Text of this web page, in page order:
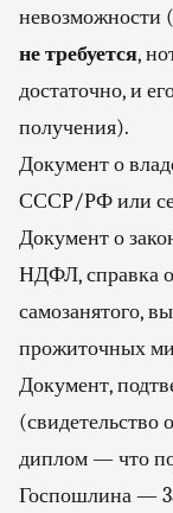
невозможности
не требуется,
достаточно, и
получения).
Документ о
СССР/РФ или
Документ о
НДФЛ, справка о
самозанятого,
прожиточных
Документ,
(свидетельство
диплом — что
Госпошлина —